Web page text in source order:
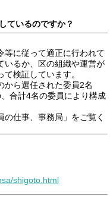
ているのですか？
に従って適正に行われて
いるか、区の組織や運営が
検証しています。
ら選任された委員2名
合計4名の委員により構成
仕事、事務局」をご覧く
shigoto.html